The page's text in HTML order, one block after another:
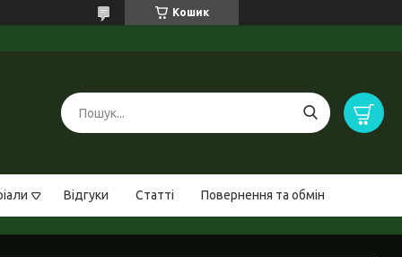
Кошик
Відгуки Статті Повернення та обмін